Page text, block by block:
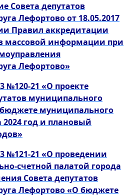
Совета депутатов
Лефортово от 18.05.2017
Правил аккредитации
массовой информации при
Лефортово»
№120-21 «О проекте
муниципального
муниципального
2024 год и плановый
№121-21 «О проведении
счетной палатой города
Совета депутатов
Лефортово «О бюджете